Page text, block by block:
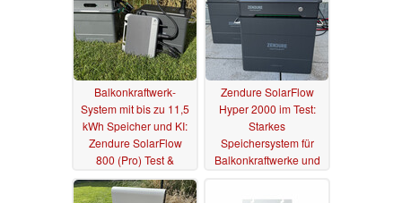
Balkonkraftwerk-
System mit bis zu 11,5
kWh Speicher und KI:
Zendure SolarFlow
800 (Pro) Test &
Vergleich 29.08.2025
Zendure SolarFlow
Hyper 2000 im Test:
Starkes
Speichersystem für
Balkonkraftwerke und